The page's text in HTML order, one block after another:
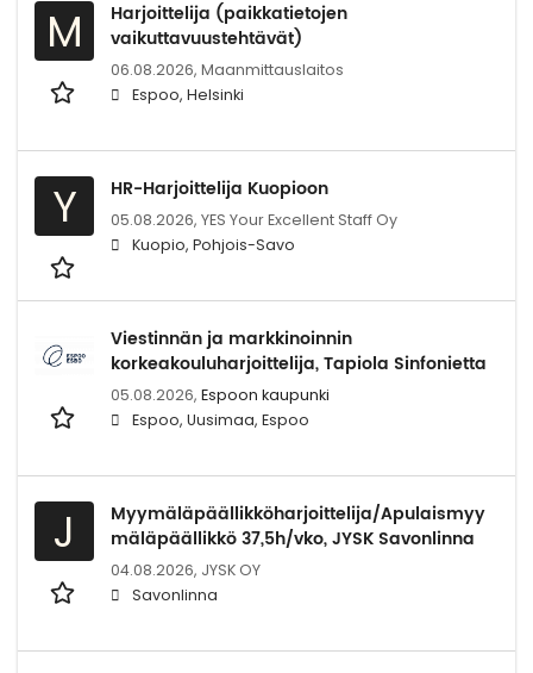
M
Harjoittelija (paikkatietojen
vaikuttavuustehtävät)
06.08.2026, Maanmittauslaitos
Espoo, Helsinki
Y HR-Harjoittelija Kuopioon
05.08.2026, YES Your Excellent Staff Oy
Kuopio, Pohjois-Savo
Viestinnän ja markkinoinnin
korkeakouluharjoittelija, Tapiola Sinfonietta
05.08.2026, Espoon kaupunki
Espoo, Uusimaa, Espoo
J
Myymäläpäällikköharjoittelija/Apulaismyy
mäläpäällikkö 37,5h/vko, JYSK Savonlinna
04.08.2026, JYSK OY
Savonlinna